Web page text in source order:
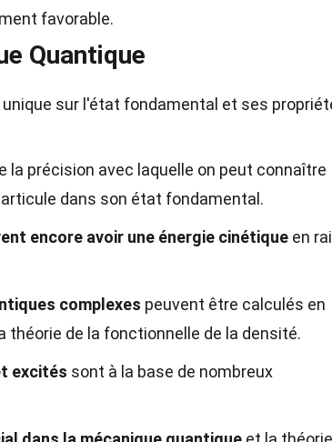
favorable.
Quantique
sur l'état fondamental et ses
la précision avec laquelle on peut connaître
dans son état fondamental.
encore avoir une énergie cinétique en
complexes peuvent être calculés en
de la fonctionnelle de la densité.
excités sont à la base de nombreux